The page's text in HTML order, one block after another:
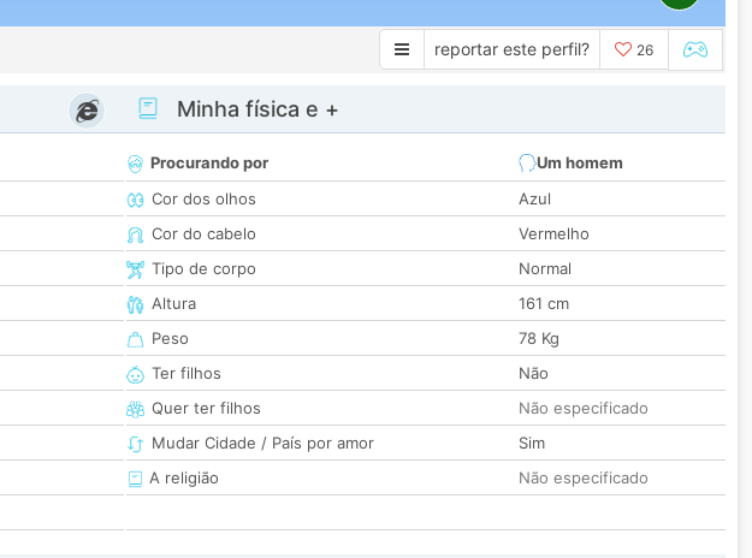
reportar este perfil? 26
Minha física e +
Procurando por
Um homem
Cor dos olhos
Azul
Cor do cabelo
Vermelho
Tipo de corpo
Normal
Altura
161 cm
Peso
78 Kg
Ter filhos
Não
Quer ter filhos
Não especificado
Mudar Cidade / País por amor
Sim
A religião
Não especificado